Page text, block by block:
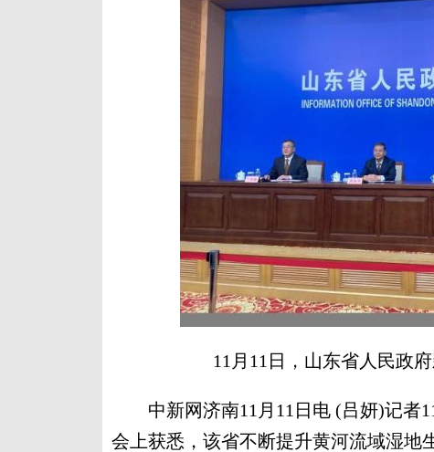
11月11日，山东省人民政
中新网济南11月11日电 (吕妍)记者
会上获悉，该省不断提升黄河流域湿地